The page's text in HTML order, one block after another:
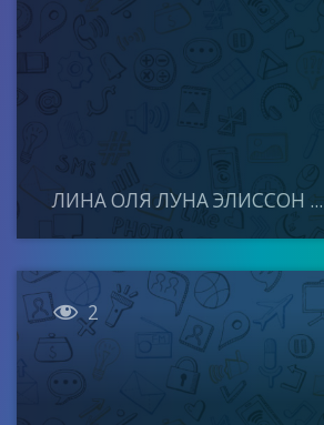
ЛИНА ОЛЯ ЛУНА ЭЛИССОН ...
 2